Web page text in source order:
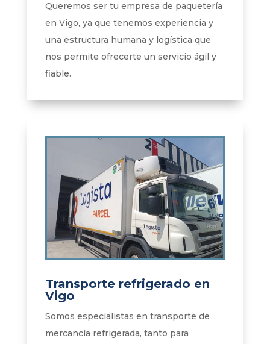
Queremos ser tu empresa de paquetería
en Vigo, ya que tenemos experiencia y
una estructura humana y logística que
nos permite ofrecerte un servicio ágil y
fiable.
Transporte refrigerado en
Vigo
Somos especialistas en transporte de
mercancía refrigerada, tanto para